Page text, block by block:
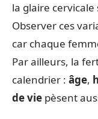
la glaire
Observer ces
car chaque
Par ailleurs, la
calendrier : âge,
de vie pèsent